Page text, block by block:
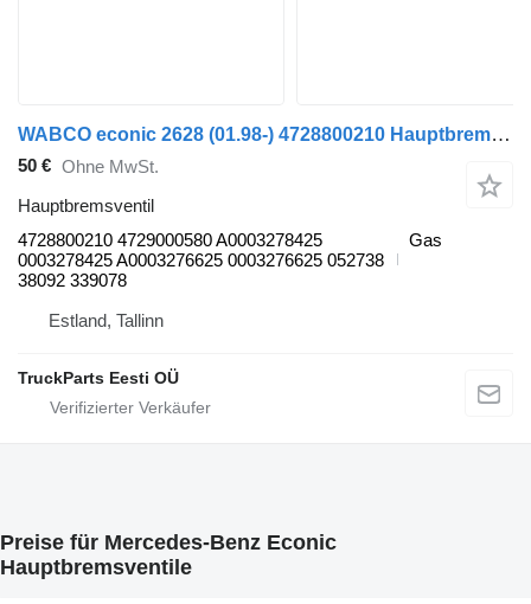
WABCO econic 2628 (01.98-) 4728800210 Hauptbremsventil für Mercedes-Benz Econic (1998-2014) Sattelzugmaschine
50 € Ohne MwSt.
Hauptbremsventil
4728800210 4729000580 A0003278425
0003278425 A0003276625 0003276625 052738
38092 339078
Gas
Estland, Tallinn
TruckParts Eesti OÜ
Preise für Mercedes-Benz Econic
Hauptbremsventile